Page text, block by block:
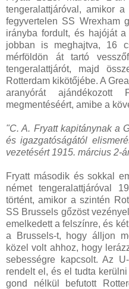
tengeralattjáróval, amikor
fegyvertelen SS Wrexham
irányba fordult, és hajóját
jobban is meghajtva, 16
mérföldön át tartó
tengeralattjárót, majd
Rotterdam kikötőjébe. A
aranyórát
megmentéséért, amibe a
"C. A. Fryatt kapitánynak a
és igazgatóságától
vezetésért 1915. március 2-
Fryatt második és sokkal
német tengeralattjáróval
történt, amikor a szintén
SS Brussels gőzöst
emelkedett a felszínre, és
a Brussels-t, hogy álljon
közel volt ahhoz, hogy
sebességre kapcsolt. Az
rendelt el, és el tudta
gond nélkül befutott